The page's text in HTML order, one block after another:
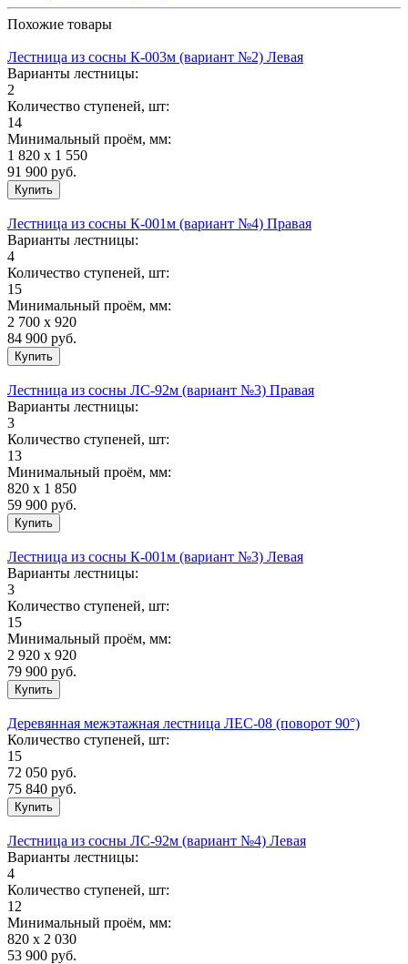
Похожие товары
Лестница из сосны К-003м (вариант №2) Левая
Варианты лестницы:
2
Количество ступеней, шт:
14
Минимальный проём, мм:
1 820 х 1 550
91 900 руб.
Лестница из сосны К-001м (вариант №4) Правая
Варианты лестницы:
4
Количество ступеней, шт:
15
Минимальный проём, мм:
2 700 х 920
84 900 руб.
Лестница из сосны ЛС-92м (вариант №3) Правая
Варианты лестницы:
3
Количество ступеней, шт:
13
Минимальный проём, мм:
820 х 1 850
59 900 руб.
Лестница из сосны К-001м (вариант №3) Левая
Варианты лестницы:
3
Количество ступеней, шт:
15
Минимальный проём, мм:
2 920 х 920
79 900 руб.
Деревянная межэтажная лестница ЛЕС-08 (поворот 90°)
Количество ступеней, шт:
15
72 050 руб.
75 840 руб.
Лестница из сосны ЛС-92м (вариант №4) Левая
Варианты лестницы:
4
Количество ступеней, шт:
12
Минимальный проём, мм:
820 х 2 030
53 900 руб.